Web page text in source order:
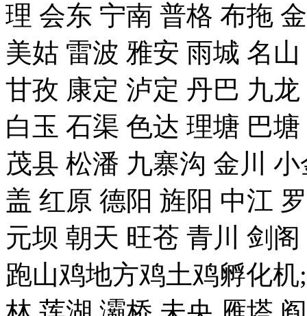
理 会东 宁南 普格 布拖
美姑 雷波 雅安 雨城 名
甘孜 康定 泸定 丹巴 九
白玉 石渠 色达 理塘 巴
茂县 松潘 九寨沟 金川
盖 红原 德阳 旌阳 中江
元坝 朝天 旺苍 青川 剑
跑山鸡地方鸡土鸡孵化机